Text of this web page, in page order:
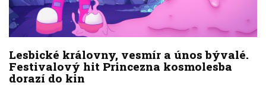
Lesbické královny, vesmír a únos bývalé.
Festivalový hit Princezna kosmolesba
dorazí do kin